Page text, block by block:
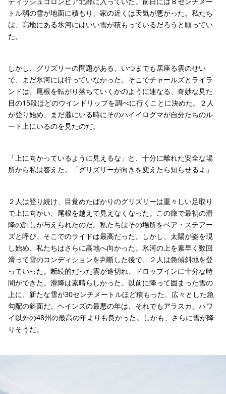
トル弱の雪が地面に積もり、家の近くは天気が悪かった。私たち
は、高地にある氷河にはいい雪が積もっているだろうと願ってい
た。
しかし、グリズリーの問題がある。いつまでも居座る雲のせい
で、まだ氷河には行っていなかった。そこでチャールズとライラ
ンドは、尾根を転がり落ちていくかのように連なる、奇妙な見た
目の15段ほどのウインドリップを調べに行くことに決めた。２人
が登り始め、まだ麓にいる時にそのハイイログマが自分たちのル
ート上にいるのを見たのだ。
「上に向かっているように見えるな」と、十分に離れた安全な場
所から私は答えた。「グリズリーが向きを変えたら知らせるよ」
２人は登り続け、目覚めたばかりのグリズリーは重々しい足取り
で上に向かい、尾根を越えて見えなくなった。この旅で最初の滑
降の許しが与えられたのだ。私たちはその場所をベア・ステアー
ズと呼び、そこでのライドは最高だった。しかし、太陽が姿を現
し始め、私たちはさらに高地へ向かった。氷河の上を素早く数回
滑って雪のコンディションを判断した後で、２人は急傾斜地を登
っていった。断続的だった雲が途切れ、ドロップインに十分な時
間ができた。滑降は素晴らしかった。以前に降って固まった雪の
上に、新たな雪が30センチメートルほど積もった、広々とした急
勾配の斜面だ。ヘインズの最悪の年は、それでもアラスカ、ハワ
イ以外の48州の最高の年よりも良かった。しかも、さらに雪が降
りそうだ。